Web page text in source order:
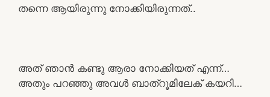
തന്നെ ആയിരുന്നു നോക്കിയിരുന്നത്..
അത് ഞാൻ കണ്ടു ആരാ നോക്കിയത് എന്ന്…
അതും പറഞ്ഞു അവൾ ബാത്റൂമിലേക് കയറി…